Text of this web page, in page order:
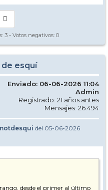
3 - Votos negativos: 0
de esquí
Enviado: 06-06-2026 11:04
Admin
Registrado: 21 años antes
Mensajes: 26.494
del 05-06-2026
desde el primer al último